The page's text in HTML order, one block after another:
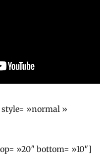
»normal »
»20″ bottom= »10″]